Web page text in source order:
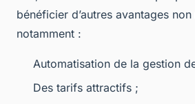
bénéficier d’autres avantages
notamment :
Automatisation de la gestion
Des tarifs attractifs ;